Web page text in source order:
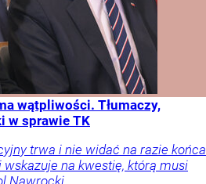
wątpliwości. Tłumaczy,
w sprawie TK
trwa i nie widać na razie końca
na kwestię, którą musi